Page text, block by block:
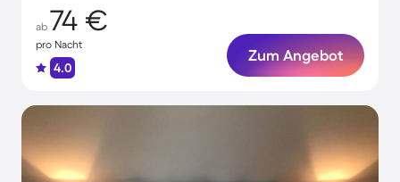
ab 74 €
pro Nacht
4.0
Zum Angebot